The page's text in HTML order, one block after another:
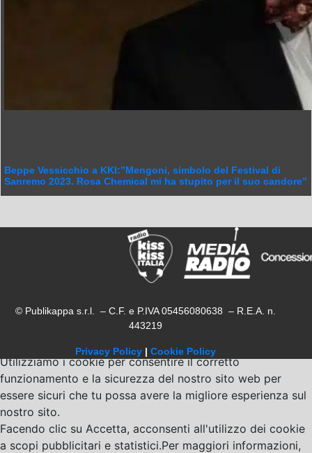
Beppe Vessicchio a KKI:”Mengoni, simbolo del Festival di
Sanremo 2023. Rosa Chemical mi ha stupito per il suo candore”
© Publikappa s.r.l. – C.F. e P.IVA 05456080638 – R.E.A. n.
443219
Privacy Policy | Cookie Policy
Utilizziamo i cookie per consentire il corretto
funzionamento e la sicurezza del nostro sito web per
essere sicuri che tu possa avere la migliore esperienza sul
nostro sito.
Facendo clic su Accetta, acconsenti all'utilizzo dei cookie
a scopi pubblicitari e statistici.Per maggiori informazioni,